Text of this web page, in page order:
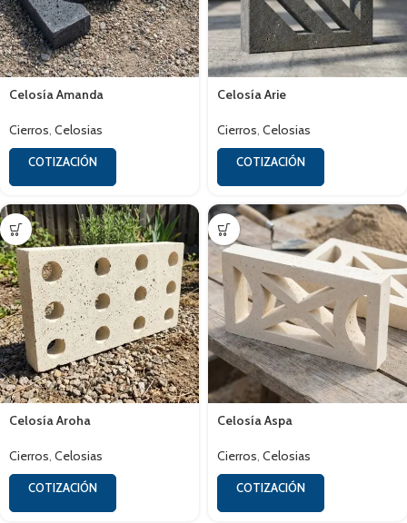
Celosía Amanda
Cierros, Celosias
COTIZACIÓN
Celosía Arie
Cierros, Celosias
COTIZACIÓN
Celosía Aroha
Cierros, Celosias
COTIZACIÓN
Celosía Aspa
Cierros, Celosias
COTIZACIÓN